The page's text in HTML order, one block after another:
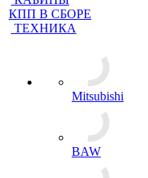
КПП В СБОРЕ
ТЕХНИКА
Mitsubishi
BAW